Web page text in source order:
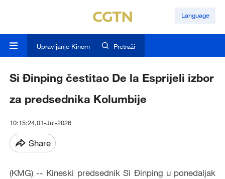
Language
Upravljanje Kinom Pretraži
Si Đinping čestitao De la Esprijeli izbor
za predsednika Kolumbije
10:15:24,01-Jul-2026
Share
(KMG) -- Kineski predsednik Si Đinping u ponedaljak